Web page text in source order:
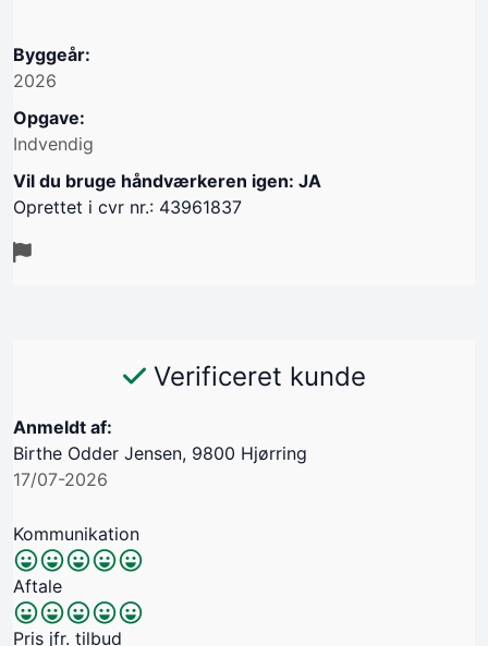
Byggeår:
2026
Opgave:
Indvendig
Vil du bruge håndværkeren igen: JA
Oprettet i cvr nr.: 43961837
Verificeret kunde
Anmeldt af:
Birthe Odder Jensen, 9800 Hjørring
17/07-2026
Kommunikation
Aftale
Pris jfr. tilbud